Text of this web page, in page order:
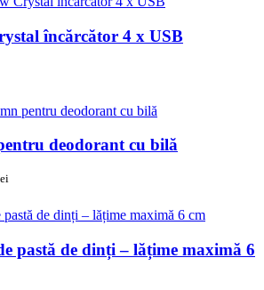
încărcător 4 x USB
deodorant cu bilă
pastă de dinți – lățime maximă 6